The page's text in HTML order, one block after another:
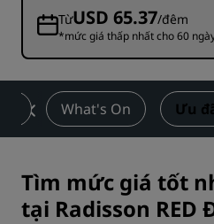
TừUSD 65.37/đêm
*mức giá thấp nhất cho 60
What's On Ưu
Tìm mức giá tốt
tại Radisson RED